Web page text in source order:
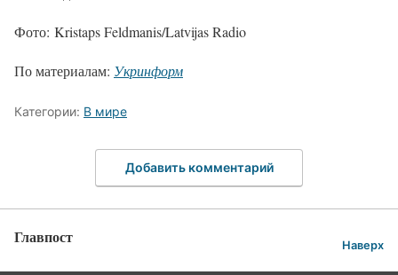
Фото: Kristaps Feldmanis/Latvijas Radio
По материалам: Укринформ
Категории: В мире
Добавить комментарий
Главпост Наверх